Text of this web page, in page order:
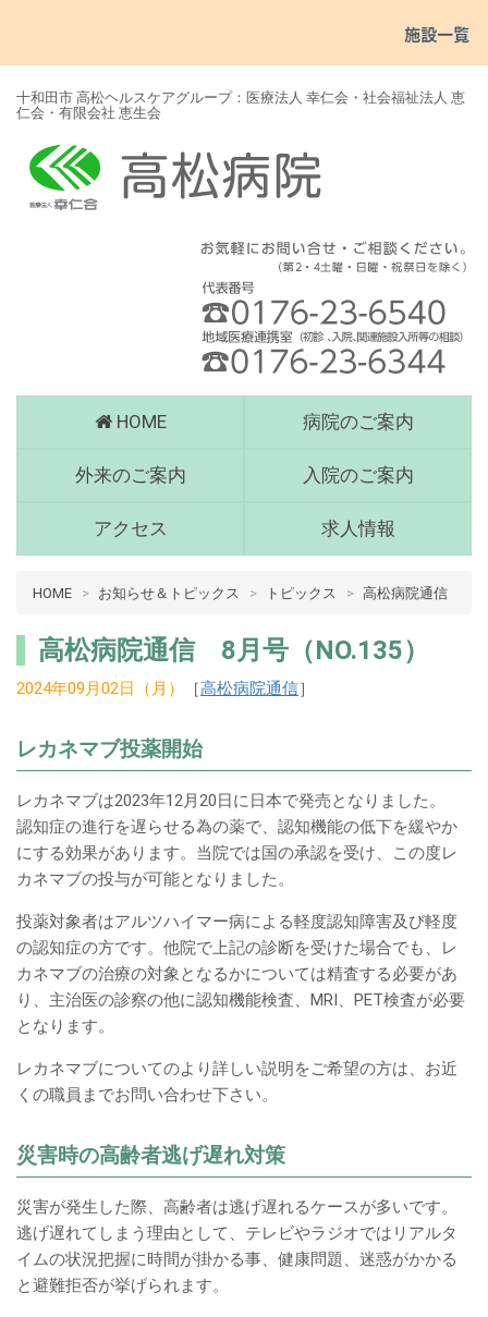
十和田市 高松ヘルスケアグループ：医療法人 幸仁会・社会福祉法人 恵
仁会・有限会社 恵生会
県
和
市)
メ
ニ
ー
HOME 病院のご案内
外来のご案内 入院のご案内
アクセス 求人情報
病
介
護
十
田
メ
イ
ン
コ
ン
テ
ン
ツ
HOME お知らせ＆トピックス トピックス 高松病院通信
高松病院通信 8月号（NO.135）
2024年09月02日（月） ［高松病院通信］
レカネマブ投薬開始
レカネマブは2023年12月20日に日本で発売となりました。
認知症の進行を遅らせる為の薬で、認知機能の低下を緩やか
にする効果があります。当院では国の承認を受け、この度レ
カネマブの投与が可能となりました。
投薬対象者はアルツハイマー病による軽度認知障害及び軽度
の認知症の方です。他院で上記の診断を受けた場合でも、レ
カネマブの治療の対象となるかについては精査する必要があ
り、主治医の診察の他に認知機能検査、MRI、PET検査が必要
となります。
レカネマブについてのより詳しい説明をご希望の方は、お近
くの職員までお問い合わせ下さい。
災害時の高齢者逃げ遅れ対策
災害が発生した際、高齢者は逃げ遅れるケースが多いです。
逃げ遅れてしまう理由として、テレビやラジオではリアルタ
イムの状況把握に時間が掛かる事、健康問題、迷惑がかかる
と避難拒否が挙げられます。